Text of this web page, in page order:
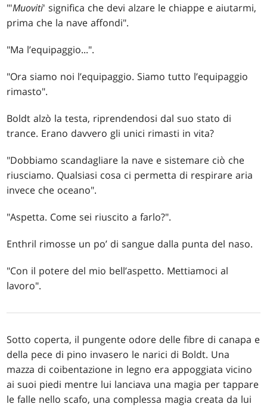
"'Muoviti' significa che devi alzare le chiappe e aiutarmi,
prima che la nave affondi".
"Ma l’equipaggio...".
"Ora siamo noi l’equipaggio. Siamo tutto l’equipaggio
rimasto".
Boldt alzò la testa, riprendendosi dal suo stato di
trance. Erano davvero gli unici rimasti in vita?
"Dobbiamo scandagliare la nave e sistemare ciò che
riusciamo. Qualsiasi cosa ci permetta di respirare aria
invece che oceano".
"Aspetta. Come sei riuscito a farlo?".
Enthril rimosse un po’ di sangue dalla punta del naso.
"Con il potere del mio bell’aspetto. Mettiamoci al
lavoro".
Sotto coperta, il pungente odore delle fibre di canapa e
della pece di pino invasero le narici di Boldt. Una
mazza di coibentazione in legno era appoggiata vicino
ai suoi piedi mentre lui lanciava una magia per tappare
le falle nello scafo, una complessa magia creata da lui